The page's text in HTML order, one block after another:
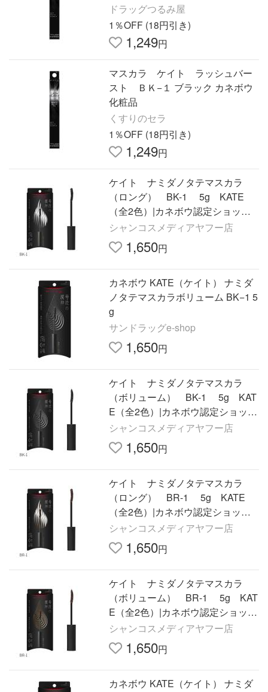
ドラッグつるみ屋
1％OFF (18円引き)
1,249円
マスカラ ケイト ラッシュバー
スト ＢＫ−１ ブラック カネボウ
化粧品
くすりのセラ
1％OFF (18円引き)
1,249円
ケイト ナミダノタテマスカラ
（ロング） BK-1 5g KATE
（全2色）|カネボウ認定ショップ|
号泣の涙神|爆買
シャンコスメディアヤフー店
1,650円
カネボウ KATE（ケイト） ナミダ
ノタテマスカラボリューム BK−1 5
g
サンドラッグe-shop
1,650円
ケイト ナミダノタテマスカラ
（ボリューム） BK-1 5g KAT
E（全2色）|カネボウ認定ショッ
プ|号泣の涙神|爆買
シャンコスメディアヤフー店
1,650円
ケイト ナミダノタテマスカラ
（ロング） BR-1 5g KATE
（全2色）|カネボウ認定ショップ|
号泣の涙神|爆買
シャンコスメディアヤフー店
1,650円
ケイト ナミダノタテマスカラ
（ボリューム） BR-1 5g KAT
E（全2色）|カネボウ認定ショッ
プ|号泣の涙神|爆買
シャンコスメディアヤフー店
1,650円
カネボウ KATE（ケイト） ナミダ